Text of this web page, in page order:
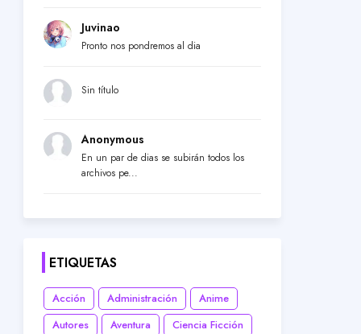
Juvinao
Pronto nos pondremos al dia
Sin título
Anonymous
En un par de dias se subirán todos los
archivos pe...
ETIQUETAS
Acción Administración
Anime
Autores
Aventura
Ciencia Ficción